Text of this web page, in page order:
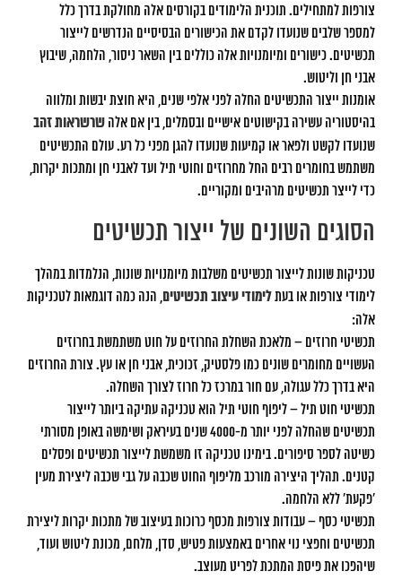
צורפות למתחילים. תוכנית הלימודים בקורסים אלה מחולקת בדרך כלל
למספר שלבים שנועדו לקדם את הכישורים הבסיסיים הנדרשים לייצור
תכשיטים. כישורים ומיומנויות אלה כוללים בין השאר ניסור, הלחמה, שיבוץ
אבני חן וליטוש.
אומנות ייצור התכשיטים החלה לפני אלפי שנים, היא חוצת יבשות ומלווה
בהיסטוריה עשירה בקישוטים אישיים ובסמלים, בין אם אלה שרשראות זהב
שנועדו לקשט ולפאר או קמיעות שנועדו להגן מפני כל רע. עולם התכשיטים
משתמש בחומרים רבים החל מחרוזים וחוטי תיל ועד לאבני חן ומתכות יקרות,
כדי לייצר תכשיטים מרהיבים ומקוריים.
הסוגים השונים של ייצור תכשיטים
טכניקות שונות לייצור תכשיטים משלבות מיומנויות שונות, הנלמדות במהלך
לימודי צורפות או בעתלימודי עיצוב תכשיטים, הנה כמה דוגמאות לטכניקות
אלה:
תכשיטי חרוזים – מלאכת השחלת החרוזים על חוט משתמשת בחרוזים
העשויים מחומרים שונים כמו פלסטיק, זכוכית, אבני חן או עץ. צורת החרוזים
היא בדרך כלל עגולה, עם חור במרכז כל חרוז לצורך השחלה.
תכשיטי חוט תיל – ליפוף חוטי תיל הוא טכניקה עתיקה ביותר לייצור
תכשיטים שהחלה לפני יותר מ-4000 שנים בעיראק ושימשה באופן מסורתי
כשיטה לספר סיפורים. בימינו טכניקה זו משמשת לייצור תכשיטים ופסלים
קטנים. תהליך היצירה מורכב מליפוף החוט שכבה על גבי שכבה ליצירת מעין
׳פקעת׳ ללא הלחמה.
תכשיטי כסף – עבודות צורפות מכסף כרוכות בעיצוב של מתכות יקרות ליצירת
תכשיטים וחפצי נוי אחרים באמצעות פטיש, סדן, מלחם, מכונת ליטוש ועוד,
שיהפכו את פיסת המתכת לפריט מעוצב.